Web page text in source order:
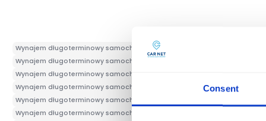
Consent
Wynajem długoterminowy samochodów Busko Zdrój
Wynajem długoterminowy samochodów Gdańsk
Wynajem długoterminowy samochodów Końskie
Wynajem długoterminowy samochodów Olsztyn
Wynajem
Wynajem długoterminowy samochodów Ostrowiec Świętokrzyski
Wynajem długoterminowy samochodów Radom